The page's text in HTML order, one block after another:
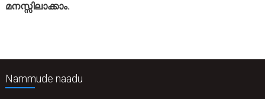
മനസ്സിലാക്കാം.
Nammude naadu